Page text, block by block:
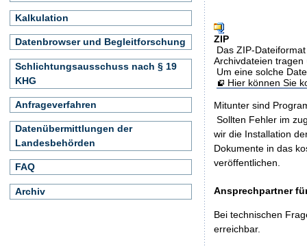
ZIP
Das ZIP-
Archivdateien
Um eine solche
Hier können Sie
Mitunter sind
Sollten Fehler im
wir die Installation
Dokumente in das
veröffentlichen.
Ansprechpartner
Bei technischen
erreichbar.
Kalkulation
Datenbrowser und Begleitforschung
Schlichtungsausschuss nach § 19
KHG
Anfrageverfahren
Datenübermittlungen der
Landesbehörden
FAQ
Archiv